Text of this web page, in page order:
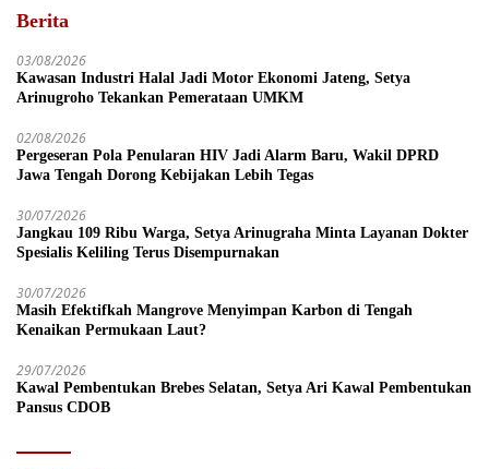
Berita
03/08/2026
Kawasan Industri Halal Jadi Motor Ekonomi Jateng, Setya
Arinugroho Tekankan Pemerataan UMKM
02/08/2026
Pergeseran Pola Penularan HIV Jadi Alarm Baru, Wakil DPRD
Jawa Tengah Dorong Kebijakan Lebih Tegas
30/07/2026
Jangkau 109 Ribu Warga, Setya Arinugraha Minta Layanan Dokter
Spesialis Keliling Terus Disempurnakan
30/07/2026
Masih Efektifkah Mangrove Menyimpan Karbon di Tengah
Kenaikan Permukaan Laut?
29/07/2026
Kawal Pembentukan Brebes Selatan, Setya Ari Kawal Pembentukan
Pansus CDOB